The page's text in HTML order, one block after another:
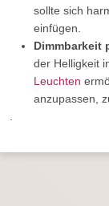
sollte sich
einfügen.
Dimmbarkeit
der Helligkeit
Leuchten
anzupassen,